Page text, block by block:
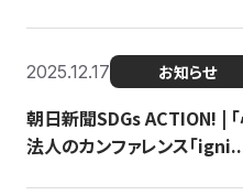
2025.12.17 お知らせ
朝日新聞SDGs ACTION! |
法人のカンファレンス「